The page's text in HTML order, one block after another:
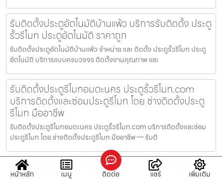
รับติดตั้งประตูอัตโนมัติบ้านแพ้ว บริการรับติดตั้ง ประตู
รั้วรีโมท ประตูอัตโนมัติ ราคาถูก
รับติดตั้งประตูอัตโนมัติบ้านแพ้ว จำหน่าย และ ติดตั้ง ประตูรั้วรีโมท ประตู
อัตโนมัติ บริการแบบครบวงจร ติดตั้งงานคุณภาพ และ
รับติดตั้งประตูรีโมทอมตะนคร ประตูรั้วรีโมท.com
บริการติดตั้งและซ่อมประตูรีโมท โดย ช่างติดตั้งประตู
รีโมท มืออาชีพ
รับติดตั้งประตูรีโมทอมตะนคร ประตูรั้วรีโมท.com บริการติดตั้งและซ่อม
ประตูรีโมท โดย ช่างติดตั้งประตูรีโมท มืออาชีพ — รับติ
รับติดตั้งประตูรีโมทห้วยขวาง จำหน่ายอะไหล่ประตู
หน้าหลัก เมนู ติดต่อ แชร์ เพิ่มเติม